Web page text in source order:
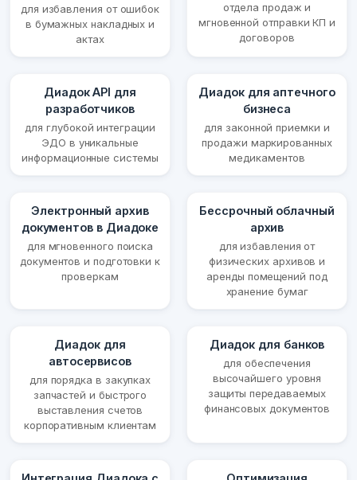
для избавления от ошибок
в бумажных накладных и
актах
отдела продаж и
мгновенной отправки КП и
договоров
Диадок API для
разработчиков
для глубокой интеграции
ЭДО в уникальные
информационные системы
Диадок для аптечного
бизнеса
для законной приемки и
продажи маркированных
медикаментов
Электронный архив
документов в Диадоке
для мгновенного поиска
документов и подготовки к
проверкам
Бессрочный облачный
архив
для избавления от
физических архивов и
аренды помещений под
хранение бумаг
Диадок для
автосервисов
для порядка в закупках
запчастей и быстрого
выставления счетов
корпоративным клиентам
Диадок для банков
для обеспечения
высочайшего уровня
защиты передаваемых
финансовых документов